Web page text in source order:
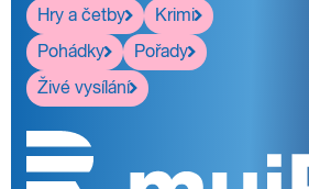
Hry a četby
Krimi
Pohádky
Pořady
Živé vysílání